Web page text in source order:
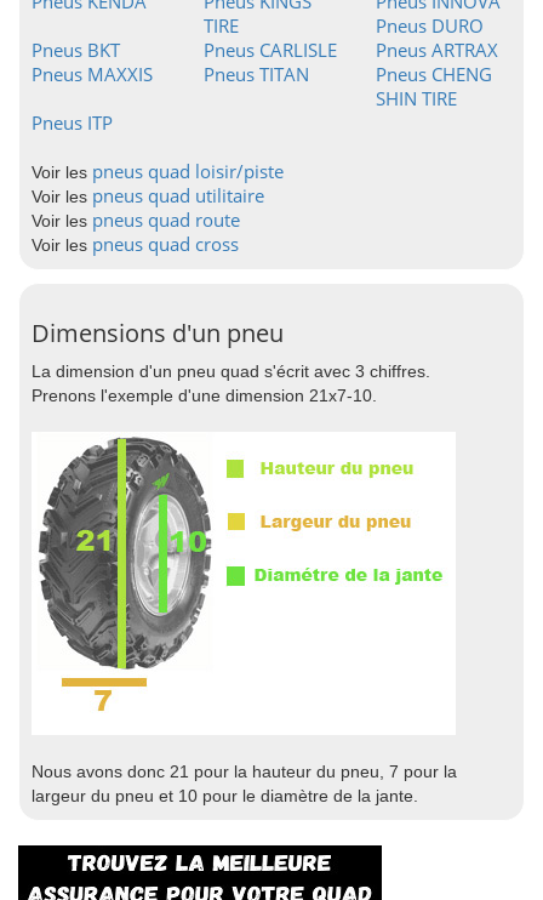
TIRE
Pneus DURO
Pneus BKT
Pneus CARLISLE
Pneus ARTRAX
Pneus MAXXIS
Pneus TITAN
Pneus CHENG
SHIN TIRE
Pneus ITP
Voir les pneus quad loisir/piste
Voir les pneus quad utilitaire
Voir les pneus quad route
Voir les pneus quad cross
Dimensions d'un pneu
La dimension d'un pneu quad s'écrit avec 3 chiffres.
Prenons l'exemple d'une dimension 21x7-10.
Nous avons donc 21 pour la hauteur du pneu, 7 pour la
largeur du pneu et 10 pour le diamètre de la jante.